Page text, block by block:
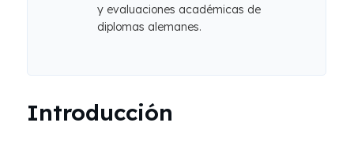
y evaluaciones académicas de
diplomas alemanes.
Introducción